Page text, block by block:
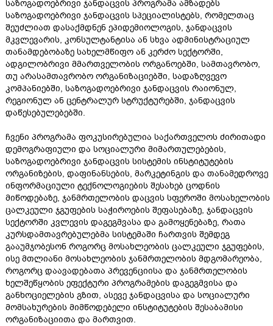
საზოგადოებრივი ჯანდაცვის პროგრამა ამზადებს
საზოგადოებრივი ჯანდაცვის სპეციალისტებს, რომელთაც
შეუძლიათ დასაქმდნენ ეპიდემიოლოგის, ჯანდაცვის
მკვლევარის, კონსულტანტისა ან სხვა ადმინისტრაციულ
თანამდებობაზე სახელმწიფო ან კერძო სექტორში,
ადგილობრივი მმართველობის ორგანოებში, სამთავრობო,
თუ არასამთავრობო ორგანიზაციებში, სადაზღვევო
კომპანიებში, საზოგადოებრივი ჯანდაცვის რაიონულ,
რეგიონულ ან ცენტრალურ სტრუქტურებში, ჯანდაცვის
დაწესებულებებში.
ჩვენი პროგრამა ფოკუსირებულია საქართველოს ძირითადი
დემოგრაფიული და სოციალური მიმართულებების,
საზოგადოებრივი ჯანდაცვის სისტემის ინსტიტუტების
ორგანიზების, დაფინანსების, მარკეტინგის და თანამედროვე
ინფორმაციული ტექნოლოგიების შესახებ ცოდნის
მიწოდებაზე, ჯანმრთელობის დაცვის სფეროში მოსახელობის
ცალკეული ჯგუფების საჭიროების შეფასებაზე, ჯანდაცვის
სექტორში კვლევის დაგეგმვასა და გამოყენებაზე, რათა
კურსდამთავრებულებმა სისტემაში ჩართვის შემდეგ
გააუმჯობესონ როგორც მოსახლეობის ცალკეული ჯგუფების,
ისე მთლიანი მოსახლეობის ჯანმრთელობის მდგომარეობა,
როგორც დაავადებათა პრევენციისა და ჯანმრთელობის
ხელშეწყობის ეფექტური პროგრამების დაგეგმვისა და
განხოციელების გზით, ასევე ჯანდაცვისა და სოციალური
მომსახურების მიმწოდებელი ინსტიტუტების შესაბამისი
ორგანიზაციითა და მართვით.